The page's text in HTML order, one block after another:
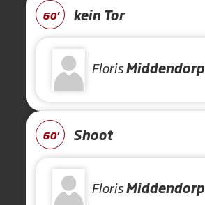
60' kein Tor
FlorisMiddendorp
60' Shoot
FlorisMiddendorp